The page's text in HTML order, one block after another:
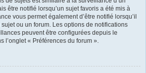
être notifié lorsqu’un sujet favoris a été mis à
vous permet également d’être notifié lorsqu’il
ou un forum. Les options de notifications
peuvent être configurées depuis le
l’onglet « Préférences du forum ».